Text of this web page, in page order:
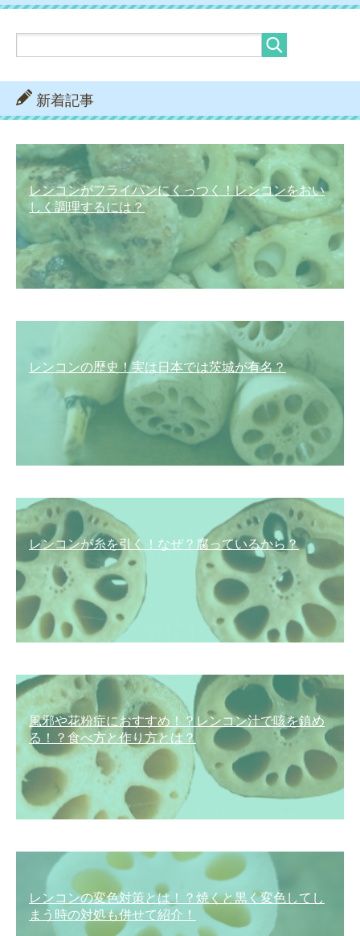
新着記事
レンコンがフライパンにくっつく！レンコンをおい
しく調理するには？
レンコンの歴史！実は日本では茨城が有名？
レンコンが糸を引く！なぜ？腐っているから？
風邪や花粉症におすすめ！？レンコン汁で咳を鎮め
る！？食べ方と作り方とは？
レンコンの変色対策とは！？焼くと黒く変色してし
まう時の対処も併せて紹介！